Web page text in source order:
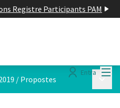
Registre Participants PAM
Entra
/ Propostes